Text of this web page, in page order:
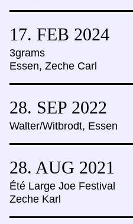
17. FEB 2024
3grams
Essen, Zeche Carl
28. SEP 2022
Walter/Witbrodt, Essen
28. AUG 2021
Été Large Joe Festival
Zeche Karl